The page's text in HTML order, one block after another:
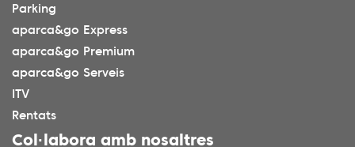
Parking
aparca&go Express
aparca&go Premium
aparca&go Serveis
ITV
Rentats
Col·labora amb nosaltres